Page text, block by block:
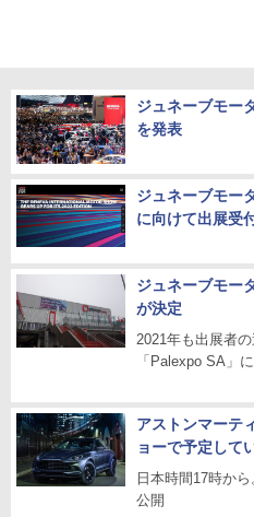
ジュネーブモー
を発表
ジュネーブモー
に向けて出展受
ジュネーブモー
が決定
2021年も出展者
「Palexpo SA」
アストンマーテ
ョーで予定して
日本時間17時か
公開